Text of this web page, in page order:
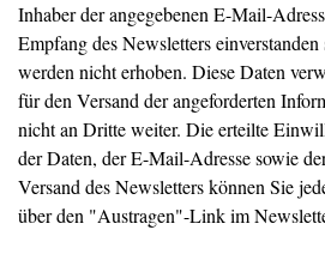
Inhaber der angegebenen E-Mail-
Empfang des Newsletters
werden nicht erhoben. Diese Daten
für den Versand der angeforderten
nicht an Dritte weiter. Die erteilte
der Daten, der E-Mail-Adresse sowie
Versand des Newsletters können Sie
über den "Austragen"-Link im